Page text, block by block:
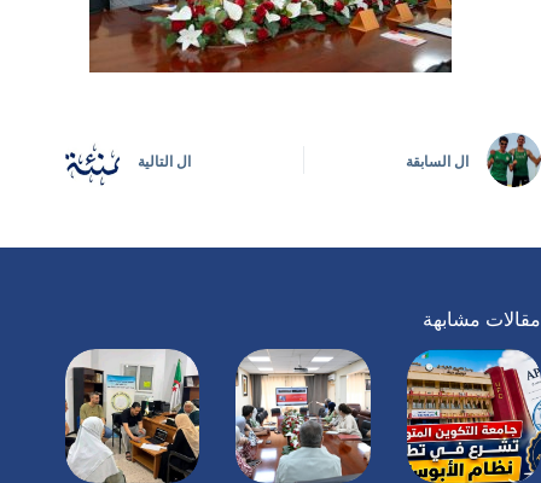
ال السابقة ال التالية
مقالات مشابهة